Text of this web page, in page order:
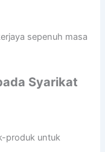
sepenuh masa
Syarikat
produk untuk